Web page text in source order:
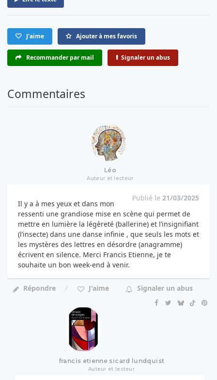
J'aime Ajouter à mes favoris
Recommander par mail Signaler un abus
Commentaires
Léo
Auteur et lecteur
Publié le 21/03/2025
Il y a à mes yeux et dans mon
ressenti une grandiose mise en scène qui permet de
mettre en lumière la légèreté (ballerine) et l’insignifiant
(l’insecte) dans une danse infinie , que seuls les mots et
les mystères des lettres en désordre (anagramme)
écrivent en silence. Merci Francis Etienne, je te
souhaite un bon week-end à venir.
Répondre J'aime Signaler un abus
francis etienne sicard lundquist
Auteur et lecteur